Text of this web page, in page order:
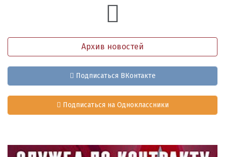
Архив новостей
Подписаться ВКонтакте
Подписаться на Одноклассники